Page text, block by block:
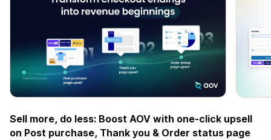
Sell more, do less: Boost AOV with one-click upsell
on Post purchase, Thank you & Order status page